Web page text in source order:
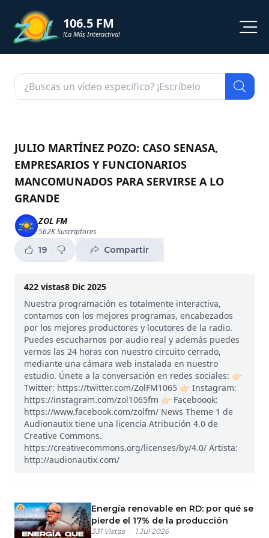
106.5 FM
!La Más Interactiva!
NOTICIAS
SHORTS
PODCAST
ZOL TV
JULIO MARTÍNEZ POZO: CASO SENASA,
EMPRESARIOS Y FUNCIONARIOS
MANCOMUNADOS PARA SERVIRSE A LO
GRANDE
ZOL FM
562KSuscriptores
19 Compartir
422 vistas8 Dic 2025
Nuestra programación es totalmente interactiva,
contamos con los mejores programas, encabezados
por los mejores productores y locutores de la radio.
Puedes escucharnos por audio real y además puedes
vernos las 24 horas con nuestro circuito cerrado,
mediante una cámara web instalada en nuestro
estudio. Únete a la conversación en redes sociales: 👉🏻
Twitter: https://twitter.com/ZolFM1065 👉🏻 Instagram:
https://instagram.com/zol1065fm 👉🏻 Faceboook:
https://www.facebook.com/zolfm/ News Theme 1 de
Audionautix tiene una licencia Atribución 4.0 de
Creative Commons.
https://creativecommons.org/licenses/by/4.0/ Artista:
http://audionautix.com/
Energía renovable en RD: por qué se
pierde el 17% de la producción
331 Vistas 1 Jul 2026